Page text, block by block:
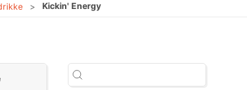
Kickin' Energy